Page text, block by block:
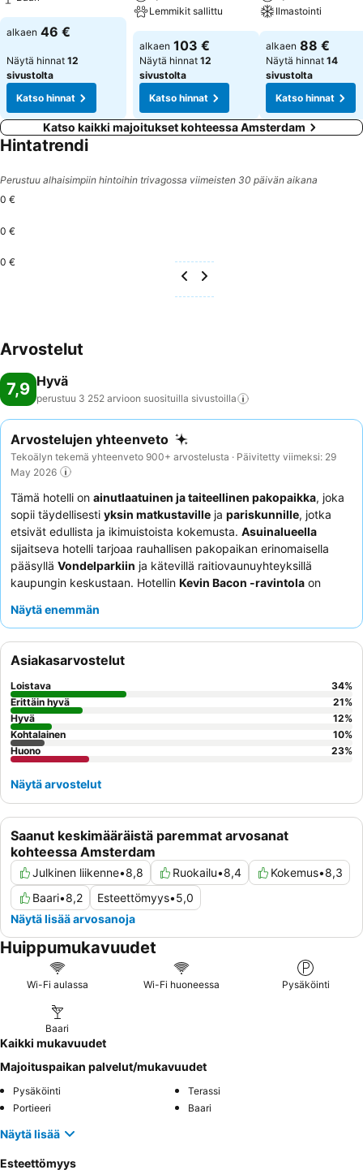
alkaen 46 €
Näytä hinnat 12
sivustolta
Katso hinnat
Lemmikit sallittu
alkaen 103 €
Näytä hinnat 12
sivustolta
Katso hinnat
Ilmastointi
alkaen 88 €
Näytä hinnat 14
sivustolta
Katso hinnat
Katso kaikki majoitukset kohteessa Amsterdam
Hintatrendi
Perustuu alhaisimpiin hintoihin trivagossa viimeisten 30 päivän aikana
0 €
0 €
0 €
Arvostelut
7,9 Hyvä
perustuu 3 252 arvioon suosituilla sivustoilla
Arvostelujen yhteenveto
Tekoälyn tekemä yhteenveto 900+ arvostelusta · Päivitetty viimeksi: 29
May 2026
Tämä hotelli on ainutlaatuinen ja taiteellinen pakopaikka, joka
sopii täydellisesti yksin matkustaville ja pariskunnille, jotka
etsivät edullista ja ikimuistoista kokemusta. Asuinalueella
sijaitseva hotelli tarjoaa rauhallisen pakopaikan erinomaisella
pääsyllä Vondelparkiin ja kätevillä raitiovaunuyhteyksillä
kaupungin keskustaan. Hotellin Kevin Bacon -ravintola on
thaimaalaisella keittiöllä ja vaikuttavalla cocktailvalikoimalla.
henkilökuntaa
ainutlaatuista oleskelua varten harkitse yhden
piilotetuista huoneista
takaa.
Näytä enemmän
Saanut keskimääräistä paremmat arvosanat
kohteessa Amsterdam
Julkinen liikenne•8,8 Ruokailu•8,4 Kokemus•8,3
Baari•8,2 Esteettömyys•5,0
Näytä lisää arvosanoja
Asiakasarvostelut
Loistava 34%
Erittäin hyvä
21%
Hyvä
12%
Kohtalainen
10%
Huono
23%
Näytä arvostelut
Huippumukavuudet
Wi-Fi aulassa Wi-Fi huoneessa Pysäköinti
Baari
Kaikki mukavuudet
Majoituspaikan palvelut/mukavuudet
Pysäköinti
Terassi
Portieeri
Baari
Näytä lisää
Esteettömyys